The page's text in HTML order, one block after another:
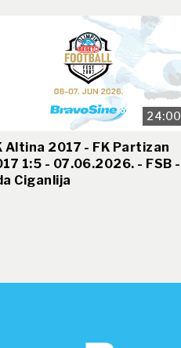
24:00
Altina 2017 - FK Partizan
1:5 - 07.06.2026. - FSB -
Ciganlija